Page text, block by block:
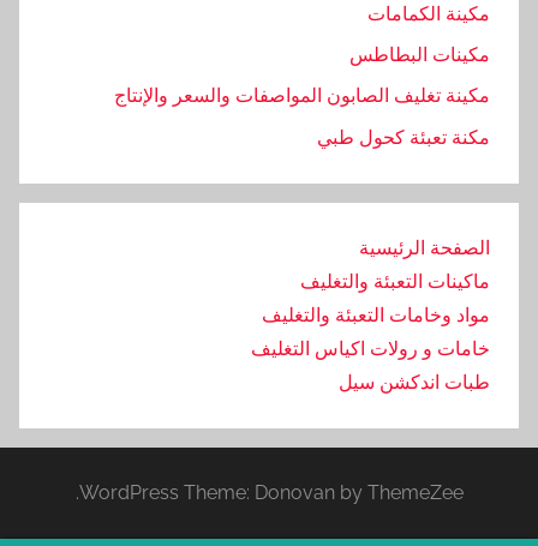
مكينة الكمامات
مكينات البطاطس
مكينة تغليف الصابون المواصفات والسعر والإنتاج
مكنة تعبئة كحول طبي
الصفحة الرئيسية
ماكينات التعبئة والتغليف
مواد وخامات التعبئة والتغليف
خامات و رولات اكياس التغليف
طبات اندكشن سيل
WordPress Theme: Donovan by ThemeZee.